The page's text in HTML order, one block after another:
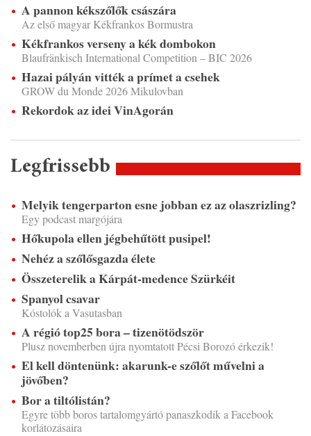
A pannon kékszőlők császára
Az első magyar Kékfrankos Bormustra
Kékfrankos verseny a kék dombokon
Blaufränkisch International Competition – BIC 2026
Hazai pályán vitték a prímet a csehek
GROW du Monde 2026 Mikulovban
Rekordok az idei VinAgorán
Legfrissebb
Melyik tengerparton esne jobban ez az olaszrizling?
Egy podcast margójára
Hőkupola ellen jégbehűtött pusipel!
Nehéz a szőlősgazda élete
Összeterelik a Kárpát-medence Szürkéit
Spanyol csavar
Kóstolók a Vasutasban
A régió top25 bora – tizenötödször
Plusz novemberben újra nyomtatott Pécsi Borozó érkezik!
El kell döntenünk: akarunk-e szőlőt művelni a
jövőben?
Bor a tiltólistán?
Egyre több boros tartalomgyártó panaszkodik a Facebook
korlátozásaira